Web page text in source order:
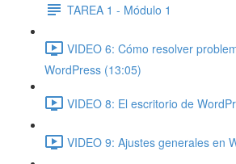
TAREA 1 - Módulo 1
VIDEO 6: Cómo resolver
WordPress (13:05)
VIDEO 8: El escritorio de
VIDEO 9: Ajustes generales en